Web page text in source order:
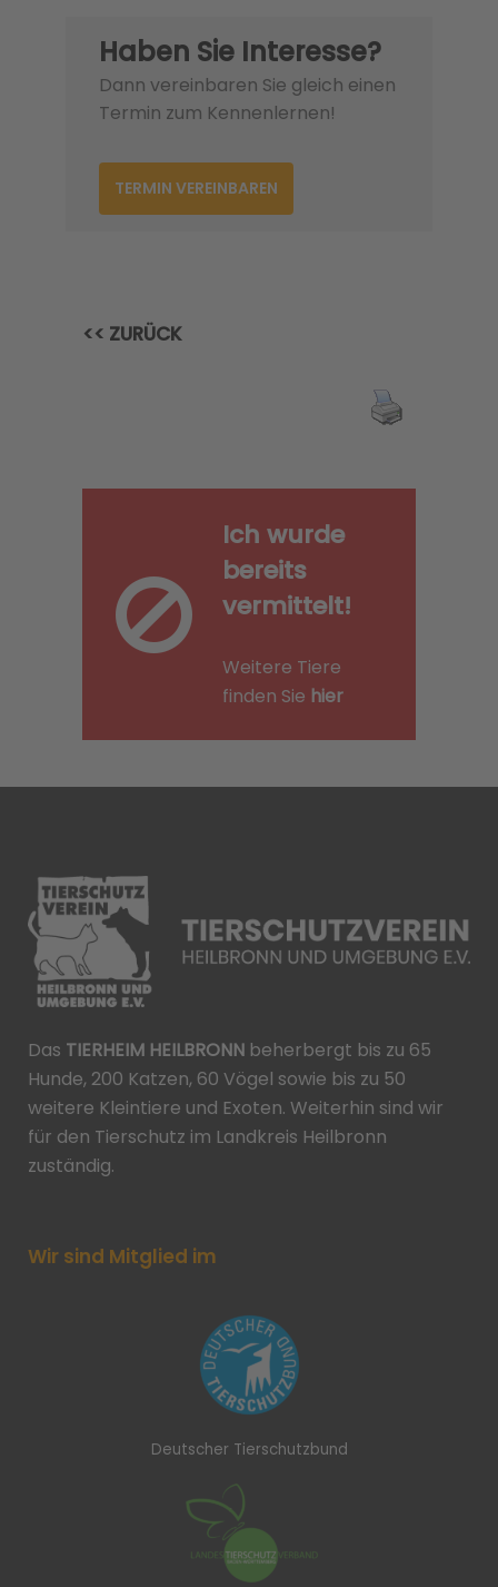
Haben Sie Interesse?
Dann vereinbaren Sie gleich einen
Termin zum Kennenlernen!
TERMIN VEREINBAREN
<< ZURÜCK
Ich wurde
bereits
vermittelt!
Weitere Tiere
finden Sie hier
Das TIERHEIM HEILBRONN beherbergt bis zu 65
Hunde, 200 Katzen, 60 Vögel sowie bis zu 50
weitere Kleintiere und Exoten. Weiterhin sind wir
für den Tierschutz im Landkreis Heilbronn
zuständig.
Wir sind Mitglied im
Deutscher Tierschutzbund